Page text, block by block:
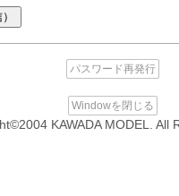
パスワード再発行
Windowを閉じる
KAWADA MODEL. All